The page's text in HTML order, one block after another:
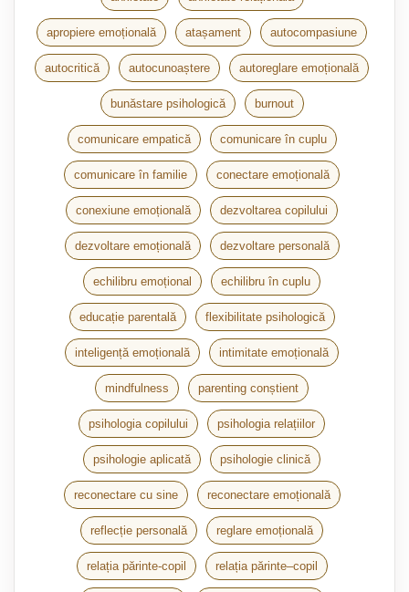
apropiere emoțională atașament autocompasiune
autocritică autocunoaștere autoreglare emoțională
bunăstare psihologică burnout
comunicare empatică comunicare în cuplu
comunicare în familie conectare emoțională
conexiune emoțională dezvoltarea copilului
dezvoltare emoțională dezvoltare personală
echilibru emoțional echilibru în cuplu
educație parentală flexibilitate psihologică
inteligență emoțională intimitate emoțională
mindfulness parenting conștient
psihologia copilului psihologia relațiilor
psihologie aplicată psihologie clinică
reconectare cu sine reconectare emoțională
reflecție personală reglare emoțională
relația părinte-copil relația părinte–copil